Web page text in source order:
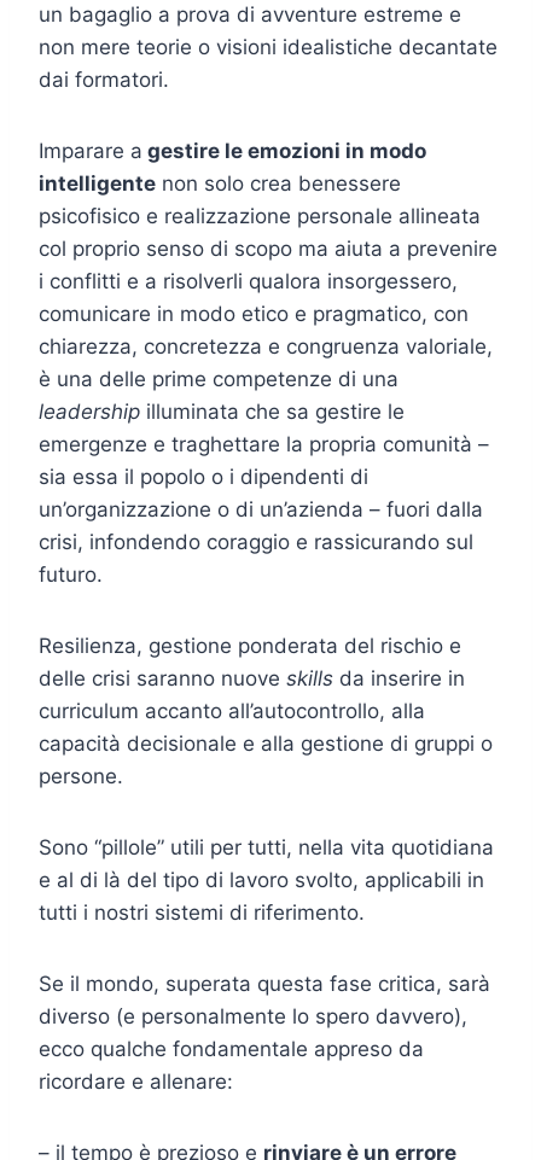
un bagaglio a prova di avventure estreme e
non mere teorie o visioni idealistiche decantate
dai formatori.
Imparare a gestire le emozioni in modo
intelligente non solo crea benessere
psicofisico e realizzazione personale allineata
col proprio senso di scopo ma aiuta a prevenire
i conflitti e a risolverli qualora insorgessero,
comunicare in modo etico e pragmatico, con
chiarezza, concretezza e congruenza valoriale,
è una delle prime competenze di una
leadership illuminata che sa gestire le
emergenze e traghettare la propria comunità –
sia essa il popolo o i dipendenti di
un’organizzazione o di un’azienda – fuori dalla
crisi, infondendo coraggio e rassicurando sul
futuro.
Resilienza, gestione ponderata del rischio e
delle crisi saranno nuove skills da inserire in
curriculum accanto all’autocontrollo, alla
capacità decisionale e alla gestione di gruppi o
persone.
Sono “pillole” utili per tutti, nella vita quotidiana
e al di là del tipo di lavoro svolto, applicabili in
tutti i nostri sistemi di riferimento.
Se il mondo, superata questa fase critica, sarà
diverso (e personalmente lo spero davvero),
ecco qualche fondamentale appreso da
ricordare e allenare:
– il tempo è prezioso e rinviare è un errore